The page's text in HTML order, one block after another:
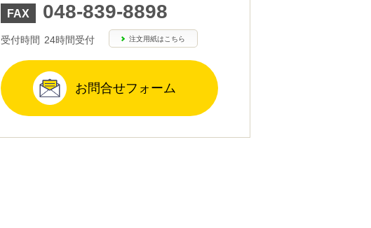
FAX 048-839-8898
受付時間 24時間受付 注文用紙はこちら
お問合せフォーム